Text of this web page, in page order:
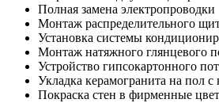
Полная замена электропроводки
Монтаж распределительного
Установка системы
Монтаж натяжного глянцевого
Устройство гипсокартонного
Укладка керамогранита на пол
Покраска стен в фирменные